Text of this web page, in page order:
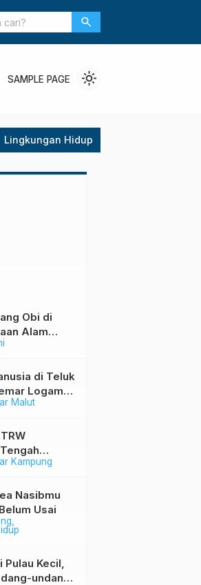
Indonesia search
SAMPLE PAGE light_mode
Lingkungan Hidup
Obi di
Alam
Malut
di Teluk
Logam
Kampung
(1)
Nasibmu
Usai
Pulau Kecil,
undang